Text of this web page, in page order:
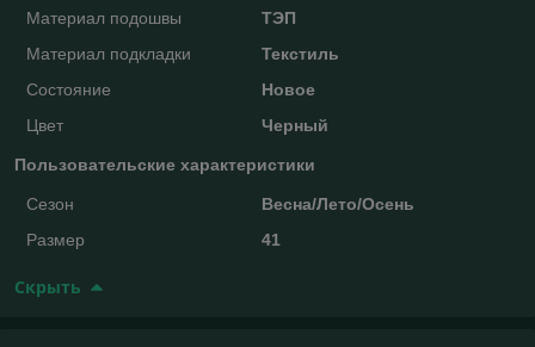
Материал подошвы
ТЭП
Материал подкладки
Текстиль
Состояние
Новое
Цвет
Черный
Пользовательские характеристики
Сезон
Весна/Лето/Осень
Размер
41
Скрыть